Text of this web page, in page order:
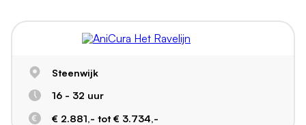
Steenwijk
16 - 32 uur
€ 2.881,- tot € 3.734,-